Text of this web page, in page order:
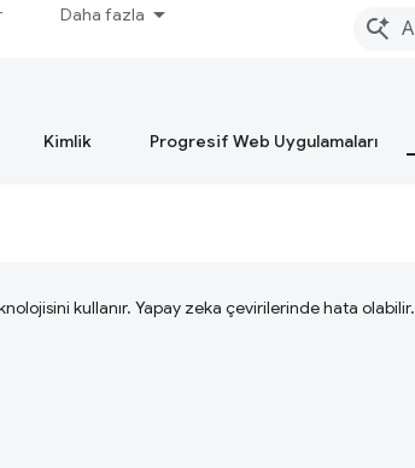
Daha fazla
Kimlik Progresif Web Uygulamaları
kullanır. Yapay zeka çevirilerinde hata olabilir.